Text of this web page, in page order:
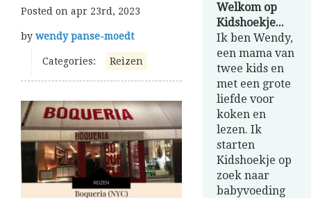
Posted on apr 23rd, 2023
by wendy panse-moedt
Categories: Reizen
Welkom op
Kidshoekje...
Ik ben Wendy,
een mama van
twee kids en
met een grote
liefde voor
koken en
lezen. Ik
starten
Kidshoekje op
zoek naar
babyvoeding